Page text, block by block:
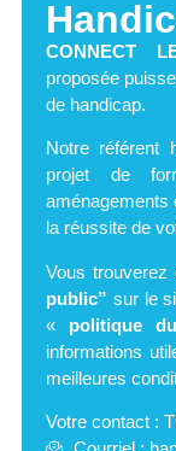
CONNECT
proposée
de handicap.
Notre référent
projet de
la réussite de
Vous trouverez
public” sur le
« politique
informations
meilleures
Votre contact :